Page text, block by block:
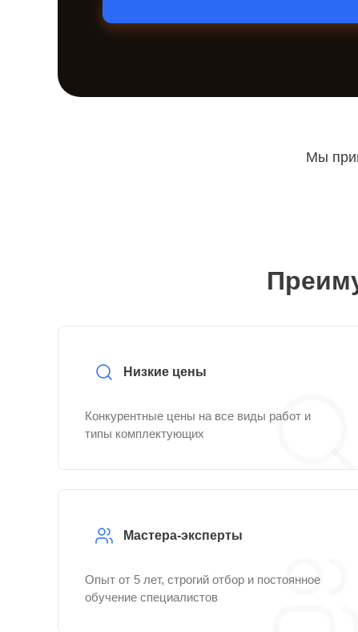
Мы
Низкие цены
Конкурентные цены на все виды работ и
типы комплектующих
Мастера-эксперты
Опыт от 5 лет, строгий отбор и постоянное
обучение специалистов